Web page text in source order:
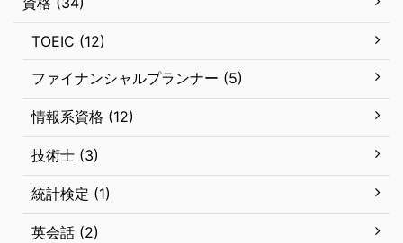
TOEIC (12)
ファイナンシャルプランナー (5)
情報系資格 (12)
技術士 (3)
統計検定 (1)
英会話 (2)